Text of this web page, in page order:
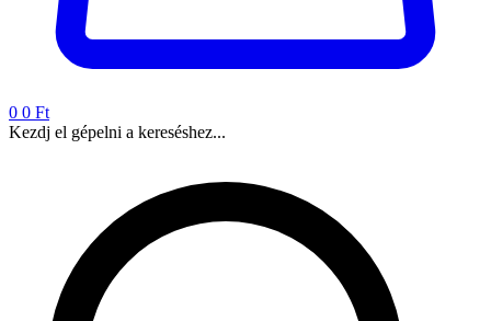
0 0 Ft
Kezdj el gépelni a kereséshez...